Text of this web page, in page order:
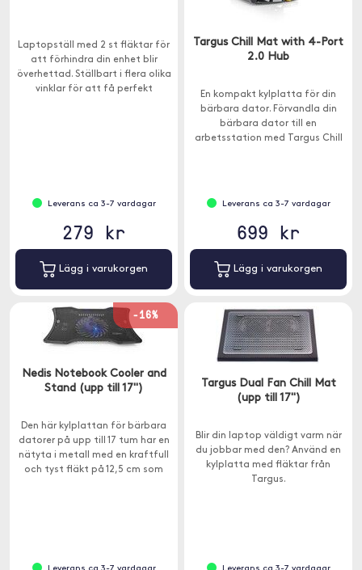
Laptopställ med 2 st fläktar för
att förhindra din enhet blir
överhettad. Ställbart i flera olika
vinklar för att få perfekt
Leverans ca 3-7 vardagar
279 kr
Lägg i varukorgen
Targus Chill Mat with 4-Port
2.0 Hub
En kompakt kylplatta för din
bärbara dator. Förvandla din
bärbara dator till en
arbetsstation med Targus Chill
Leverans ca 3-7 vardagar
699 kr
Lägg i varukorgen
-16%
Nedis Notebook Cooler and
Stand (upp till 17")
Den här kylplattan för bärbara
datorer på upp till 17 tum har en
nätyta i metall med en kraftfull
och tyst fläkt på 12,5 cm som
Targus Dual Fan Chill Mat
(upp till 17")
Blir din laptop väldigt varm när
du jobbar med den? Använd en
kylplatta med fläktar från
Targus.